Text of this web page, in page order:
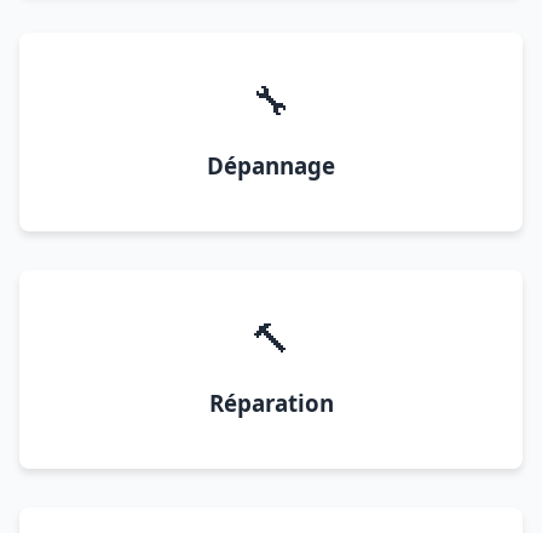
🔧
Dépannage
🔨
Réparation